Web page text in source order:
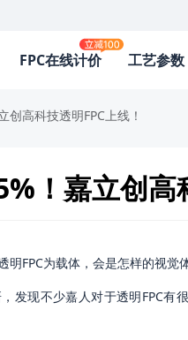
FPC在线计价 工艺参数
创高科技透明FPC上线！
！嘉立创高
明FPC为载体，会是怎样的视觉
发现不少嘉人对于透明FPC有